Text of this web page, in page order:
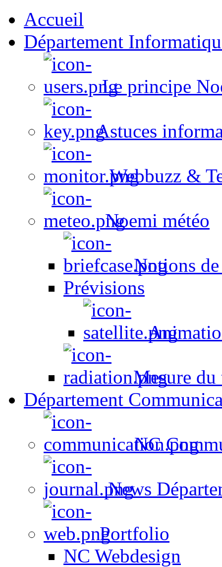
Accueil
Département
Le principe
Astuces
Webbuzz &
Noemi météo
Notions
Prévisions
Mesure du
Département
NC
News
Portfolio
NC Webdesign